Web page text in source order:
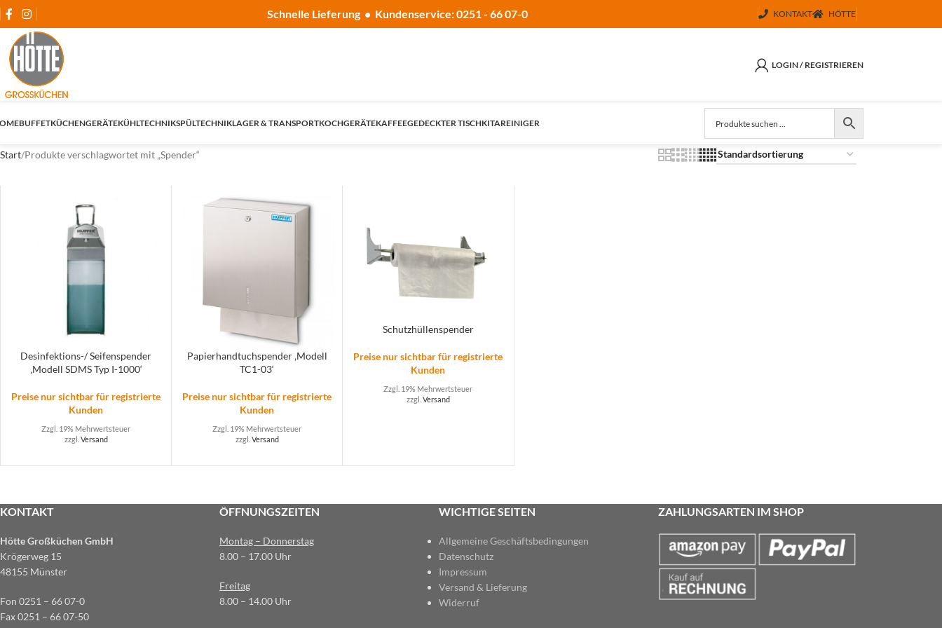
Schnelle Lieferung • Kundenservice: 0251 - 66 07-0 KONTAKT HÖTTE
LOGIN / REGISTRIEREN
BUFFETKÜCHENGERÄTEKÜHLTECHNIKSPÜLTECHNIKLAGER & TRANSPORTKOCHGERÄTEKAFFEEGEDECKTER TISCHKITAREINIGER
Start Produkte verschlagwortet mit „Spender“
Desinfektions-/ Seifenspender
‚Modell SDMS Typ I-1000‘
Preise nur sichtbar für registrierte
Kunden
Zzgl. 19% Mehrwertsteuer
zzgl. Versand
Papierhandtuchspender ‚Modell
TC1-03‘
Preise nur sichtbar für registrierte
Kunden
Zzgl. 19% Mehrwertsteuer
zzgl. Versand
Schutzhüllenspender
Preise nur sichtbar für registrierte
Kunden
Zzgl. 19% Mehrwertsteuer
zzgl. Versand
KONTAKT
Hötte Großküchen GmbH
Krögerweg 15
48155 Münster
Fon 0251 – 66 07-0
Fax 0251 – 66 07-50
ÖFFNUNGSZEITEN
Montag – Donnerstag
8.00 – 17.00 Uhr
Freitag
8.00 – 14.00 Uhr
WICHTIGE SEITEN
Allgemeine Geschäftsbedingungen
Datenschutz
Impressum
Versand & Lieferung
Widerruf
ZAHLUNGSARTEN IM SHOP